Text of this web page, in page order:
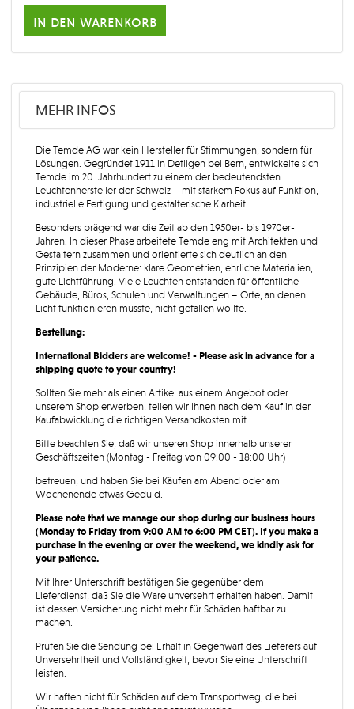
in den warenkorb
MEHR INFOS
Die Temde AG war kein Hersteller für Stimmungen, sondern für
Lösungen. Gegründet 1911 in Detligen bei Bern, entwickelte sich
Temde im 20. Jahrhundert zu einem der bedeutendsten
Leuchtenhersteller der Schweiz – mit starkem Fokus auf Funktion,
industrielle Fertigung und gestalterische Klarheit.
Besonders prägend war die Zeit ab den 1950er- bis 1970er-
Jahren. In dieser Phase arbeitete Temde eng mit Architekten und
Gestaltern zusammen und orientierte sich deutlich an den
Prinzipien der Moderne: klare Geometrien, ehrliche Materialien,
gute Lichtführung. Viele Leuchten entstanden für öffentliche
Gebäude, Büros, Schulen und Verwaltungen – Orte, an denen
Licht funktionieren musste, nicht gefallen wollte.
Bestellung:
International Bidders are welcome! - Please ask in advance for a
shipping quote to your country!
Sollten Sie mehr als einen Artikel aus einem Angebot oder
unserem Shop erwerben, teilen wir Ihnen nach dem Kauf in der
Kaufabwicklung die richtigen Versandkosten mit.
Bitte beachten Sie, daß wir unseren Shop innerhalb unserer
Geschäftszeiten (Montag - Freitag von 09:00 - 18:00 Uhr)
betreuen, und haben Sie bei Käufen am Abend oder am
Wochenende etwas Geduld.
Please note that we manage our shop during our business hours
(Monday to Friday from 9:00 AM to 6:00 PM CET). If you make a
purchase in the evening or over the weekend, we kindly ask for
your patience.
Mit Ihrer Unterschrift bestätigen Sie gegenüber dem
Lieferdienst, daß Sie die Ware unversehrt erhalten haben. Damit
ist dessen Versicherung nicht mehr für Schäden haftbar zu
machen.
Prüfen Sie die Sendung bei Erhalt in Gegenwart des Lieferers auf
Unversehrtheit und Vollständigkeit, bevor Sie eine Unterschrift
leisten.
Wir haften nicht für Schäden auf dem Transportweg, die bei